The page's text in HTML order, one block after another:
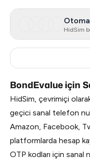
HidSim
BondEvalue için
HidSim, çevrimiçi
geçici sanal telefon
Amazon, Facebook,
platformlarda hesap
OTP kodları için sanal